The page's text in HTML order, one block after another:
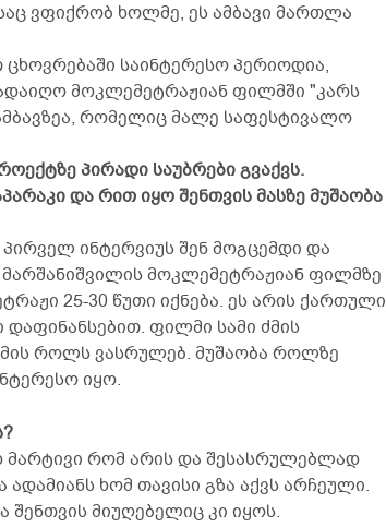
ვფიქრობ ხოლმე, ეს ამბავი მართლა
საინტერესო პერიოდია,
მოკლემეტრაჟიან ფილმში "კარს
რომელიც მალე საფესტივალო
პირადი საუბრები გვაქვს.
და რით იყო შენთვის მასზე მუშაობა
ინტერვიუს შენ მოგცემდი და
მოკლემეტრაჟიან ფილმზე
25-30 წუთი იქნება. ეს არის ქართული
ფილმი სამი ძმის
როლს ვასრულებ. მუშაობა როლზე
იყო.
რომ არის და შესასრულებლად
ხომ თავისი გზა აქვს არჩეული.
შენთვის მიუღებელიც კი იყოს.